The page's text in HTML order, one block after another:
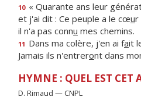
10 « Quarante ans leur
et j'ai dit : Ce peuple a le cœur
il n'a pas connu mes chemins.
11 Dans ma colère, j'en ai fait
Jamais ils n'entreront dans
HYMNE : QUEL EST CET
D. Rimaud — CNPL